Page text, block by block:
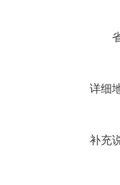
详细
补充